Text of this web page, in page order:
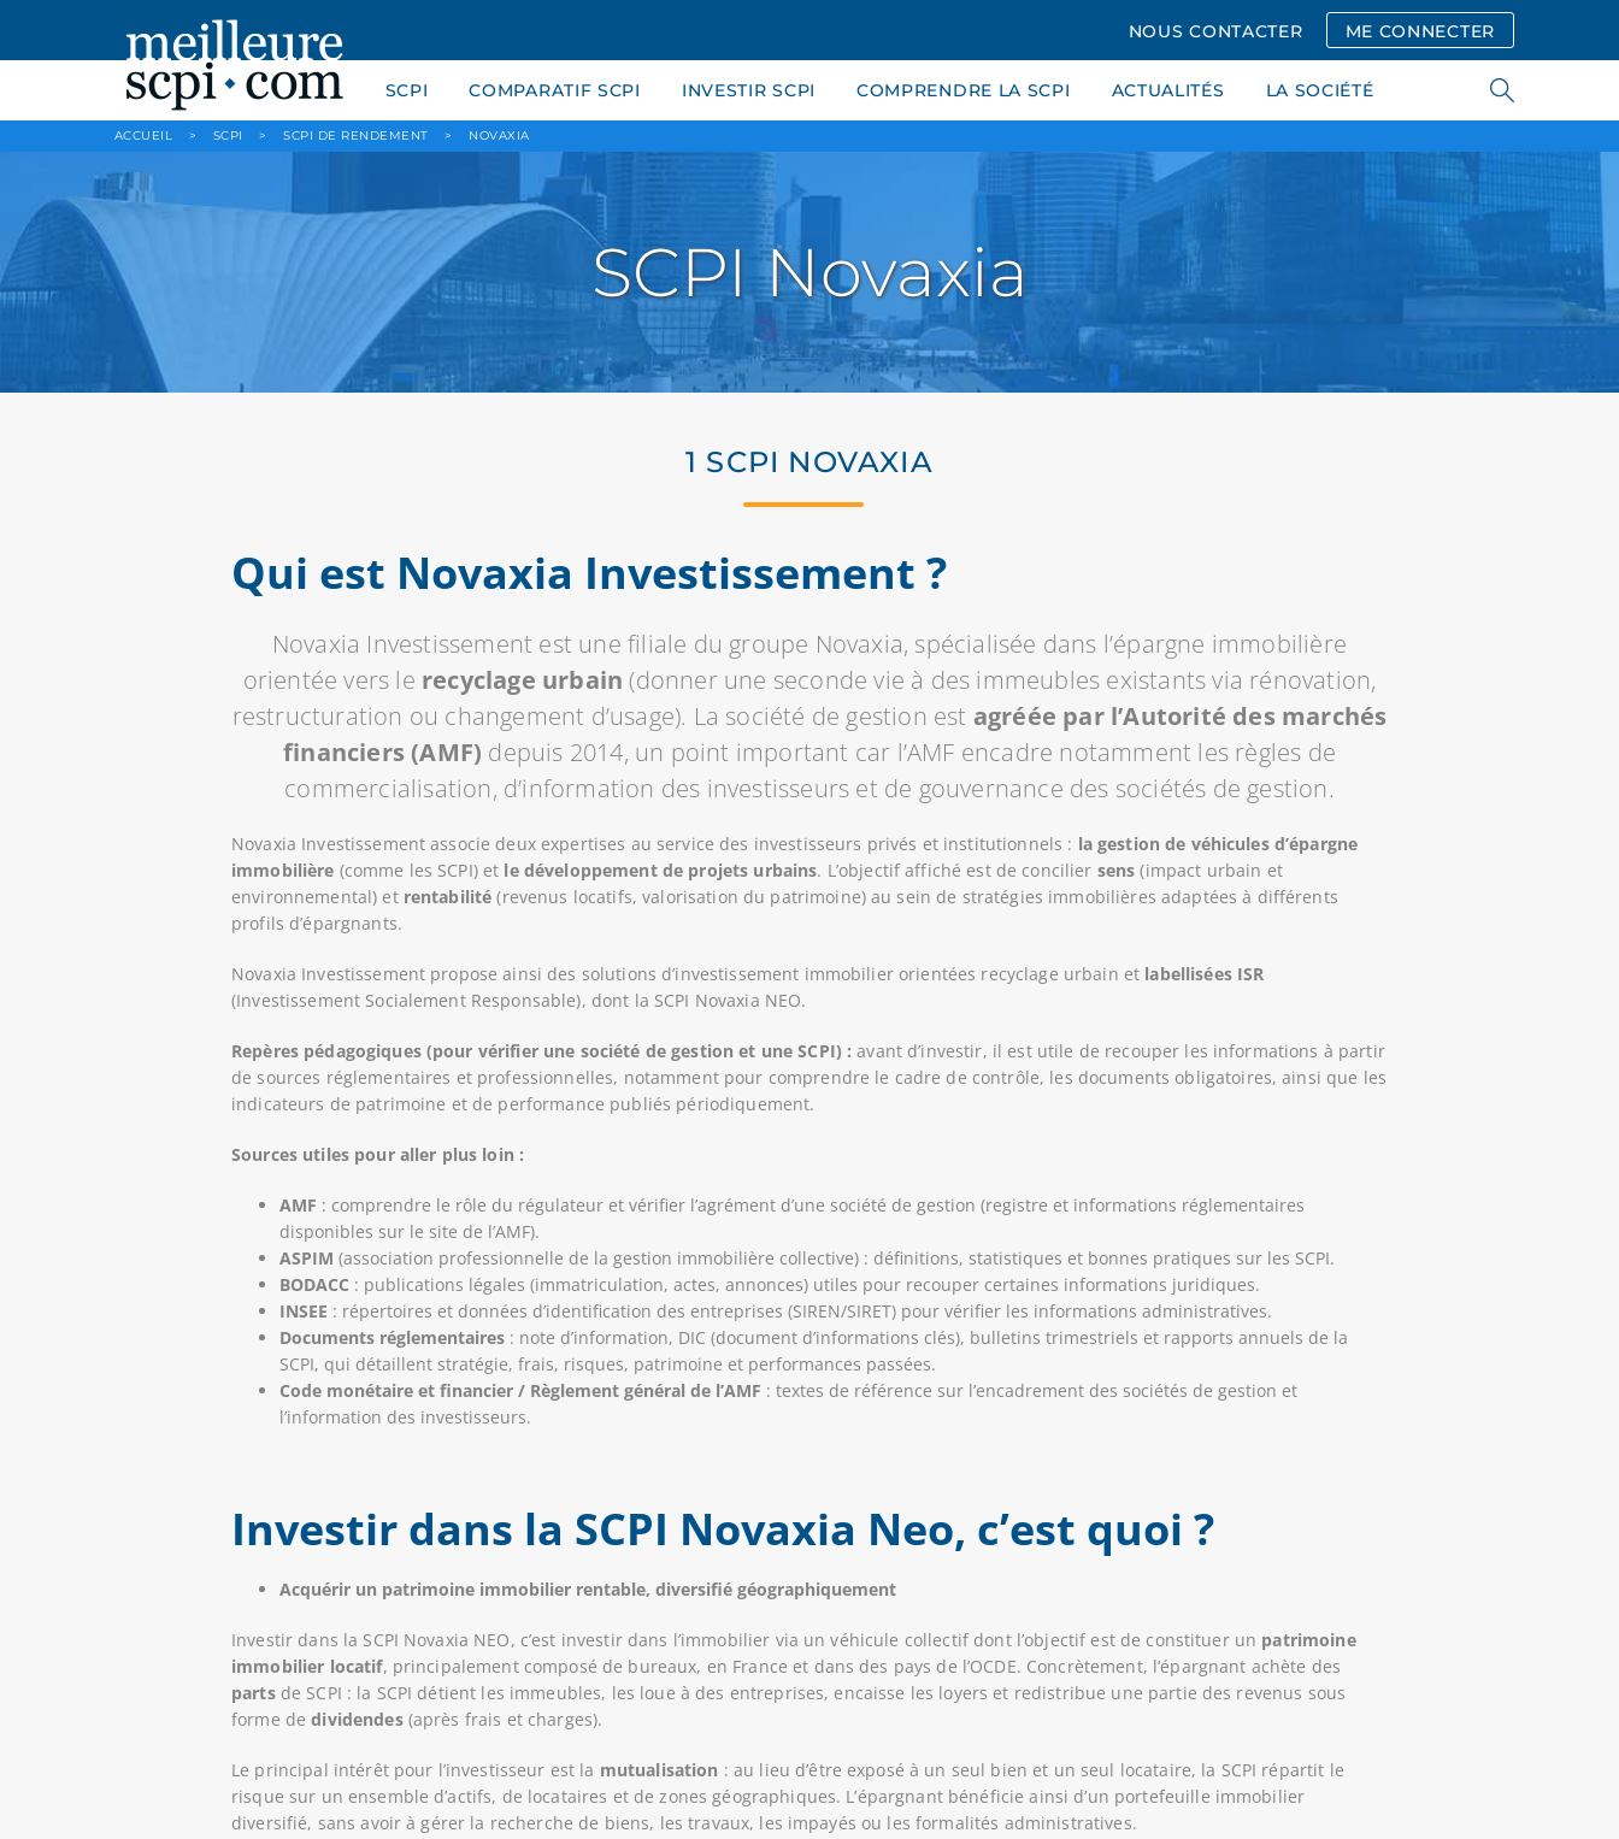
NOUS CONTACTER ME CONNECTER
SCPI COMPARATIF SCPI INVESTIR SCPI COMPRENDRE LA SCPI ACTUALITÉS LA SOCIÉTÉ
ACCUEIL > SCPI > SCPI DE RENDEMENT > NOVAXIA
SCPI Novaxia
1 SCPI NOVAXIA
Qui est Novaxia Investissement ?
Novaxia Investissement est une filiale du groupe Novaxia, spécialisée dans l’épargne immobilière
orientée vers le recyclage urbain (donner une seconde vie à des immeubles existants via rénovation,
restructuration ou changement d’usage). La société de gestion est agréée par l’Autorité des marchés
financiers (AMF) depuis 2014, un point important car l’AMF encadre notamment les règles de
commercialisation, d’information des investisseurs et de gouvernance des sociétés de gestion.
Novaxia Investissement associe deux expertises au service des investisseurs privés et institutionnels : la gestion de véhicules d’épargne
immobilière (comme les SCPI) et le développement de projets urbains. L’objectif affiché est de concilier sens (impact urbain et
environnemental) et rentabilité (revenus locatifs, valorisation du patrimoine) au sein de stratégies immobilières adaptées à différents
profils d’épargnants.
Novaxia Investissement propose ainsi des solutions d’investissement immobilier orientées recyclage urbain et labellisées ISR
(Investissement Socialement Responsable), dont la SCPI Novaxia NEO.
Repères pédagogiques (pour vérifier une société de gestion et une SCPI) : avant d’investir, il est utile de recouper les informations à partir
de sources réglementaires et professionnelles, notamment pour comprendre le cadre de contrôle, les documents obligatoires, ainsi que les
indicateurs de patrimoine et de performance publiés périodiquement.
Sources utiles pour aller plus loin :
AMF : comprendre le rôle du régulateur et vérifier l’agrément d’une société de gestion (registre et informations réglementaires
disponibles sur le site de l’AMF).
ASPIM (association professionnelle de la gestion immobilière collective) : définitions, statistiques et bonnes pratiques sur les SCPI.
BODACC : publications légales (immatriculation, actes, annonces) utiles pour recouper certaines informations juridiques.
INSEE : répertoires et données d’identification des entreprises (SIREN/SIRET) pour vérifier les informations administratives.
Documents réglementaires: note d’information, DIC (document d’informations clés), bulletins trimestriels et rapports annuels de la
SCPI, qui détaillent stratégie, frais, risques, patrimoine et performances passées.
Code monétaire et financier / Règlement général de l’AMF : textes de référence sur l’encadrement des sociétés de gestion et
l’information des investisseurs.
Investir dans la SCPI Novaxia Neo, c’est quoi ?
Acquérir un patrimoine immobilier rentable, diversifié géographiquement
Investir dans la SCPI Novaxia NEO, c’est investir dans l’immobilier via un véhicule collectif dont l’objectif est de constituer un patrimoine
immobilier locatif, principalement composé de bureaux, en France et dans des pays de l’OCDE. Concrètement, l’épargnant achète des
partsde SCPI : la SCPI détient les immeubles, les loue à des entreprises, encaisse les loyers et redistribue une partie des revenus sous
forme dedividendes(après frais et charges).
Le principal intérêt pour l’investisseur est la mutualisation : au lieu d’être exposé à un seul bien et un seul locataire, la SCPI répartit le
risque sur un ensemble d’actifs, de locataires et de zones géographiques. L’épargnant bénéficie ainsi d’un portefeuille immobilier
diversifié, sans avoir à gérer la recherche de biens, les travaux, les impayés ou les formalités administratives.